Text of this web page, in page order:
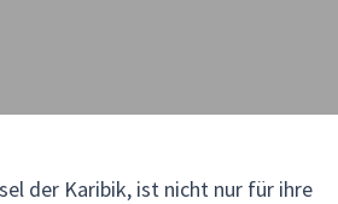
der Karibik, ist nicht nur für ihre